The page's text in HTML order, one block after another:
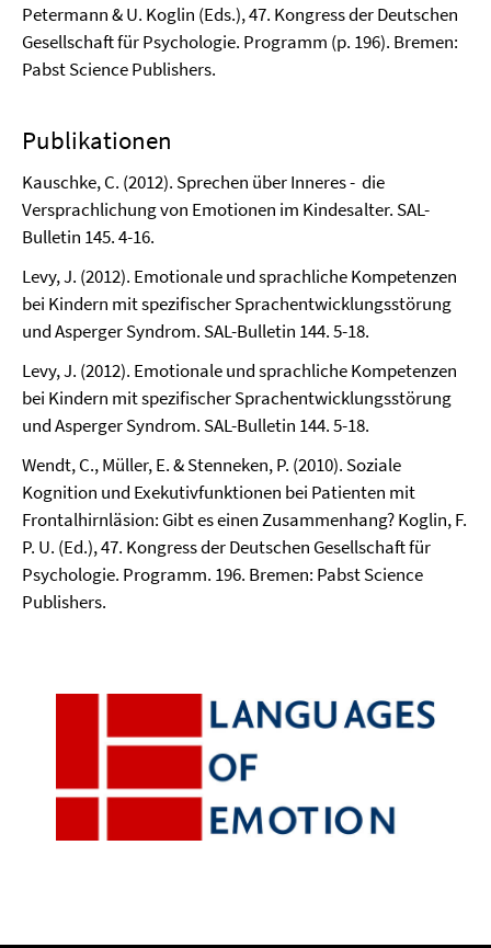
Petermann & U. Koglin (Eds.), 47. Kongress der Deutschen
Gesellschaft für Psychologie. Programm (p. 196). Bremen:
Pabst Science Publishers.
Publikationen
Kauschke, C. (2012). Sprechen über Inneres - die
Versprachlichung von Emotionen im Kindesalter. SAL-
Bulletin 145. 4-16.
Levy, J. (2012). Emotionale und sprachliche Kompetenzen
bei Kindern mit spezifischer Sprachentwicklungsstörung
und Asperger Syndrom. SAL-Bulletin 144. 5-18.
Levy, J. (2012). Emotionale und sprachliche Kompetenzen
bei Kindern mit spezifischer Sprachentwicklungsstörung
und Asperger Syndrom. SAL-Bulletin 144. 5-18.
Wendt, C., Müller, E. & Stenneken, P. (2010). Soziale
Kognition und Exekutivfunktionen bei Patienten mit
Frontalhirnläsion: Gibt es einen Zusammenhang? Koglin, F.
P. U. (Ed.), 47. Kongress der Deutschen Gesellschaft für
Psychologie. Programm. 196. Bremen: Pabst Science
Publishers.